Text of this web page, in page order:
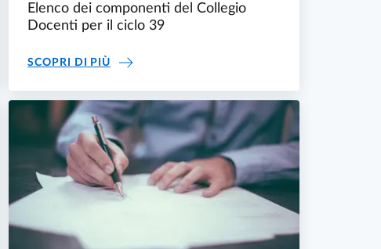
2023
Elenco dei componenti del Collegio
Docenti per il ciclo 39
SCOPRI DI PIÙ COLLEGIO DEI DOCENTI CICLO 39